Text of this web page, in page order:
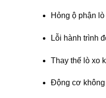
Hỏng ộ phận
Lỗi hành trình
Thay thế lò xo
Động cơ